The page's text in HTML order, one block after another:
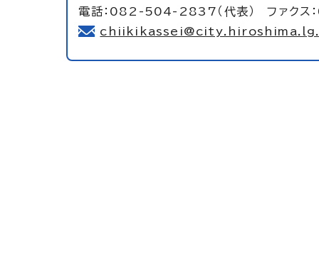
電話：082-504-2837（代表） ファク